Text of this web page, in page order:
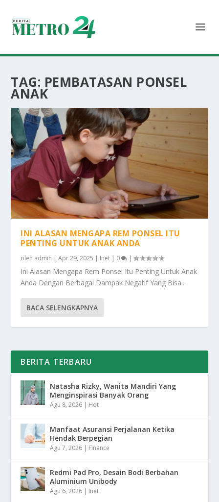
TAG: PEMBATASAN PONSEL
ANAK
INI ALASAN MENGAPA REM PONSEL ITU
PENTING UNTUK ANAK ANDA
oleh admin |Apr 29, 2025 | Inet | 0 |
Ini Alasan Mengapa Rem Ponsel Itu Penting Untuk Anak
Anda Dengan Berbagai Dampak Negatif Yang Bisa...
BACA SELENGKAPNYA
BERITA TERBARU
Natasha Rizky, Wanita Mandiri Yang
Menginspirasi Banyak Orang
Agu 8, 2026 | Hot
Manfaat Asuransi Perjalanan Ketika
Hendak Berpegian
Agu 7, 2026 | Finance
Redmi Pad Pro, Desain Bodi Berbahan
Aluminium Unibody
Agu 6, 2026 | Inet